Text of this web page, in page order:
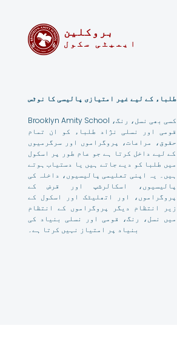
بروکلین
ایمیٹی سکول
طلباء کے لیے غیر امتیازی پالیسی کا نوٹس
Brooklyn Amity School کسی بھی نسل، رنگ،
قومی اور نسلی نژاد طلباء کو ان تمام
حقوق، مراعات، پروگراموں اور سرگرمیوں
کے لیے داخل کرتا ہے جو عام طور پر اسکول
میں طلبا کو دیے جاتے ہیں یا دستیاب ہوتے
ہیں۔ یہ اپنی تعلیمی پالیسیوں، داخلہ کی
پالیسیوں، اسکالرشپ اور قرض کے
پروگراموں، اور اتھلیٹک اور اسکول کے
زیر انتظام دیگر پروگراموں کے انتظام
میں نسل، رنگ، قومی اور نسلی بنیاد کی
بنیاد پر امتیاز نہیں کرتا ہے۔